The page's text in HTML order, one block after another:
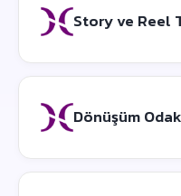
Story ve Reel
Dönüşüm